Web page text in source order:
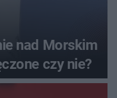
nad Morskim
czy nie?